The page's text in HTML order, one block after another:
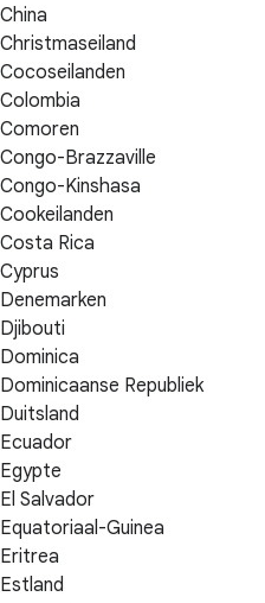
China
Christmaseiland
Cocoseilanden
Colombia
Comoren
Congo-Brazzaville
Congo-Kinshasa
Cookeilanden
Costa Rica
Cyprus
Denemarken
Djibouti
Dominica
Dominicaanse Republiek
Duitsland
Ecuador
Egypte
El Salvador
Equatoriaal-Guinea
Eritrea
Estland